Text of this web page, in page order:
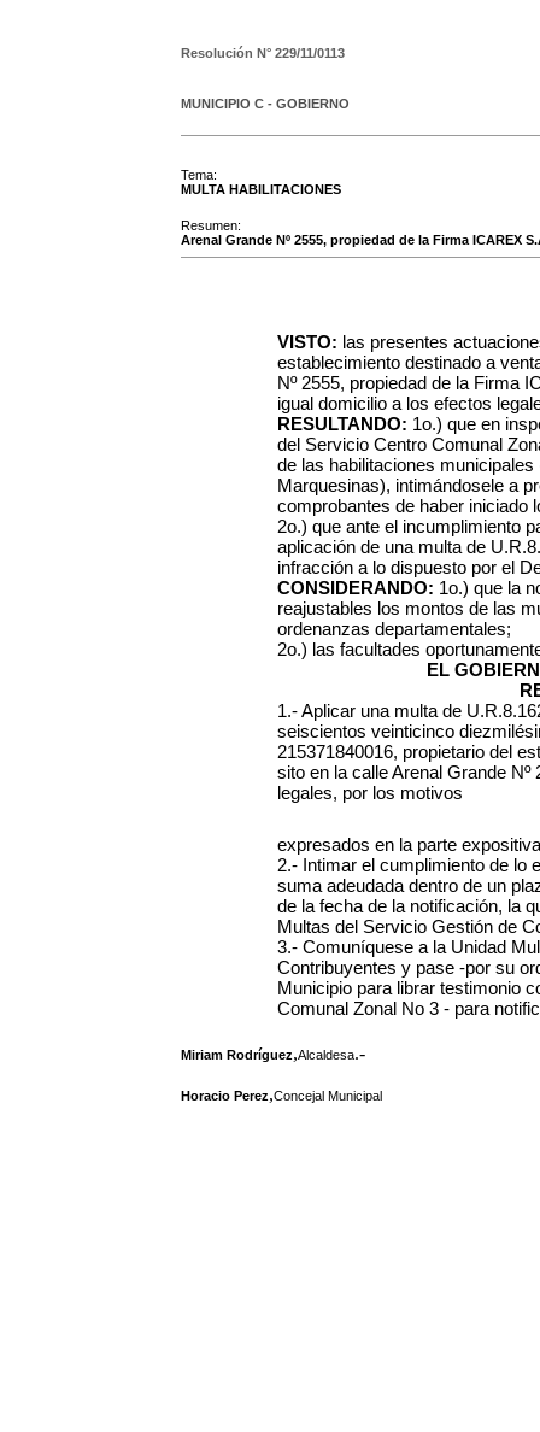
Resolución N° 229/11/0113
MUNICIPIO C - GOBIERNO
Tema:
MULTA HABILITACIONES
Resumen:
Arenal Grande Nº 2555, propiedad de la Firma ICAREX
VISTO: las presentes
establecimiento destinado a
Nº 2555, propiedad de la Firma
igual domicilio a los efectos
RESULTANDO: 1o.) que en
del Servicio Centro Comunal
de las habilitaciones
Marquesinas), intimándosele a
comprobantes de haber iniciado
2o.) que ante el incumplimiento
aplicación de una multa de
infracción a lo dispuesto por el
CONSIDERANDO: 1o.) que la
reajustables los montos de las
ordenanzas departamentales;
2o.) las facultades
EL
1.- Aplicar una multa de
seiscientos veinticinco
215371840016, propietario del
sito en la calle Arenal Grande
legales, por los motivos
expresados en la parte
2.- Intimar el cumplimiento de lo
suma adeudada dentro de un
de la fecha de la notificación, la
Multas del Servicio Gestión de
3.- Comuníquese a la Unidad
Contribuyentes y pase -por su
Municipio para librar testimonio
Comunal Zonal No 3 - para
Miriam Rodríguez,Alcaldesa.-
Horacio Perez,Concejal Municipal